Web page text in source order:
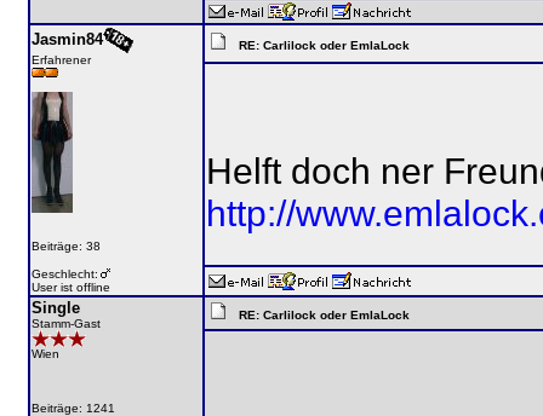
Jasmin84
Erfahrener
Beiträge: 38
Geschlecht:
User ist offline
RE: Carlilock oder EmlaLock
Helft doch ner
http://
Single
Stamm-Gast
Wien
Beiträge: 1241
RE: Carlilock oder EmlaLock